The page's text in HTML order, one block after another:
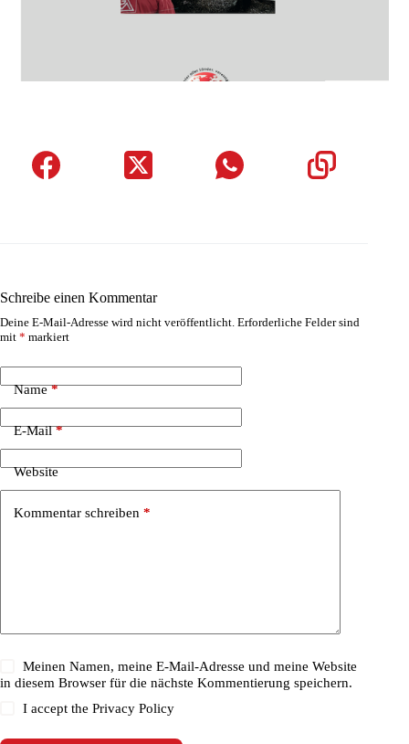
Schreibe einen Kommentar
Deine E-Mail-Adresse wird nicht veröffentlicht. Erforderliche Felder sind
mit * markiert
Name*
E-Mail*
Website
Kommentar schreiben *
Meinen Namen, meine E-Mail-Adresse und meine Website
in diesem Browser für die nächste Kommentierung speichern.
I accept thePrivacy Policy